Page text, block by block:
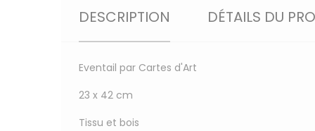
DESCRIPTION DÉTAILS DU
Eventail par Cartes d'Art
23 x 42 cm
Tissu et bois